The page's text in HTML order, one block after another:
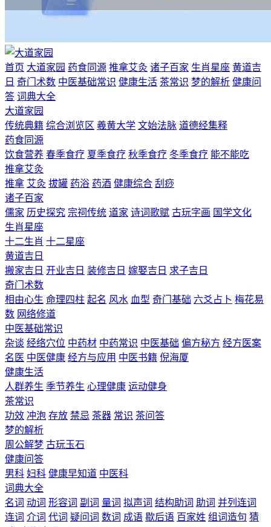
首页 大道家园 药食同源 推拿艾灸 诸子百家 生肖星座 黄道吉
日 奇门术数 中医基础常识 健康生活 茶常识 梦的解析 健康问
答 词典大全
大道家园
传统典籍 综合浏览区 羲黄大学 文始法脉 道德经集释
药食同源
饮食营养 春季食疗 夏季食疗 秋季食疗 冬季食疗 能不能吃
推拿艾灸
推拿 艾灸 拔罐 药浴 药酒 健康综合 刮痧
诸子百家
儒家 历史探究 宗祠传统 道家 诗词歌赋 古玩字画 国学文化
生肖星座
十二生肖 十二星座
黄道吉日
搬家吉日 开业吉日 装修吉日 嫁娶吉日 求子吉日
奇门术数
相由心生 命理四柱 起名 风水 血型 奇门基础 六爻占卜 梅花易
数 网络修道
中医基础常识
杂谈 经络穴位 中药材 中药常识 中医基础 偏方秘方 经方医案
名医 中医健康 经方与应用 中医书籍 倪海厦
健康生活
人群养生 季节养生 心理健康 运动健身
茶常识
功效 冲泡 存放 禁忌 茶器 常识 茶问答
梦的解析
周公解梦 古玩玉石
健康问答
男科 妇科 健康早知道 中医科
词典大全
名词 动词 形容词 副词 量词 拟声词 结构助词 助词 并列连词
连词 介词 代词 疑问词 数词 成语 歇后语 百家姓 组词造句 猜